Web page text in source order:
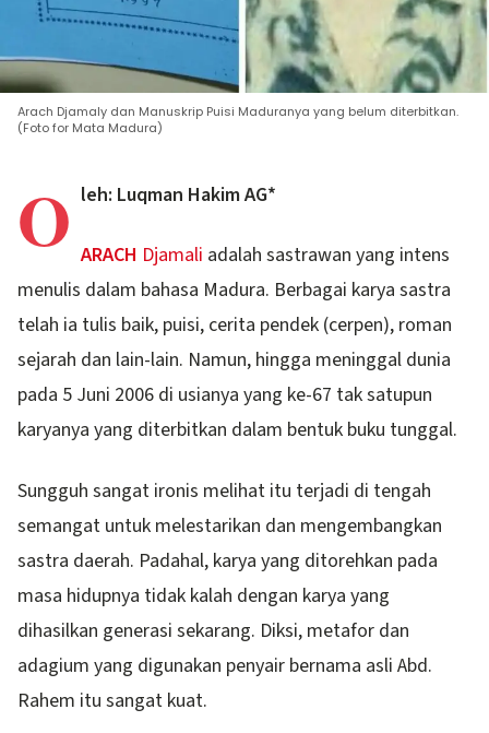
Arach Djamaly dan Manuskrip Puisi Maduranya yang belum diterbitkan.
(Foto for Mata Madura)
O leh: Luqman Hakim AG*
ARACH Djamali adalah sastrawan yang intens
menulis dalam bahasa Madura. Berbagai karya sastra
telah ia tulis baik, puisi, cerita pendek (cerpen), roman
sejarah dan lain-lain. Namun, hingga meninggal dunia
pada 5 Juni 2006 di usianya yang ke-67 tak satupun
karyanya yang diterbitkan dalam bentuk buku tunggal.
Sungguh sangat ironis melihat itu terjadi di tengah
semangat untuk melestarikan dan mengembangkan
sastra daerah. Padahal, karya yang ditorehkan pada
masa hidupnya tidak kalah dengan karya yang
dihasilkan generasi sekarang. Diksi, metafor dan
adagium yang digunakan penyair bernama asli Abd.
Rahem itu sangat kuat.